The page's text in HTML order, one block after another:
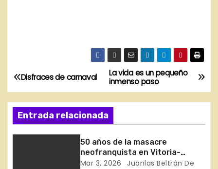
N
a
v
e
La vida es un pequeño
inmenso paso
Disfraces de carnaval
Entrada relacionada
50 años de la masacre
neofranquista en Vitoria-
Gasteiz
Mar 3, 2026
Juanlas Beltrán De